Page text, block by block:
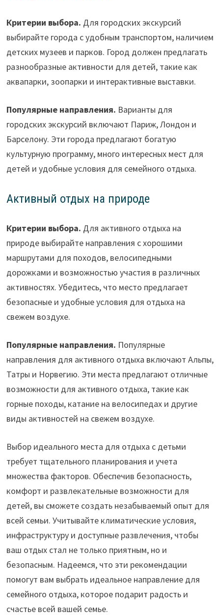
Критерии выбора. Для городских экскурсий
выбирайте города с удобным транспортом, наличием
детских музеев и парков. Город должен предлагать
разнообразные активности для детей, такие как
аквапарки, зоопарки и интерактивные выставки.
Популярные направления. Варианты для
городских экскурсий включают Париж, Лондон и
Барселону. Эти города предлагают богатую
культурную программу, много интересных мест для
детей и удобные условия для семейного отдыха.
Активный отдых на природе
Критерии выбора. Для активного отдыха на
природе выбирайте направления с хорошими
маршрутами для походов, велосипедными
дорожками и возможностью участия в различных
активностях. Убедитесь, что место предлагает
безопасные и удобные условия для отдыха на
свежем воздухе.
Популярные направления. Популярные
направления для активного отдыха включают Альпы,
Татры и Норвегию. Эти места предлагают отличные
возможности для активного отдыха, такие как
горные походы, катание на велосипедах и другие
виды активностей на свежем воздухе.
Выбор идеального места для отдыха с детьми
требует тщательного планирования и учета
множества факторов. Обеспечив безопасность,
комфорт и развлекательные возможности для
детей, вы сможете создать незабываемый опыт для
всей семьи. Учитывайте климатические условия,
инфраструктуру и доступные развлечения, чтобы
ваш отдых стал не только приятным, но и
безопасным. Надеемся, что эти рекомендации
помогут вам выбрать идеальное направление для
семейного отдыха, которое подарит радость и
счастье всей вашей семье.